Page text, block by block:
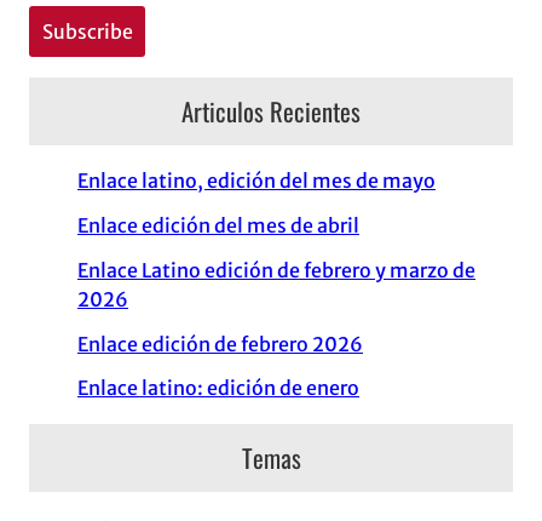
Articulos Recientes
Enlace latino, edición del mes de mayo
Enlace edición del mes de abril
Enlace Latino edición de febrero y marzo de
2026
Enlace edición de febrero 2026
Enlace latino: edición de enero
Temas